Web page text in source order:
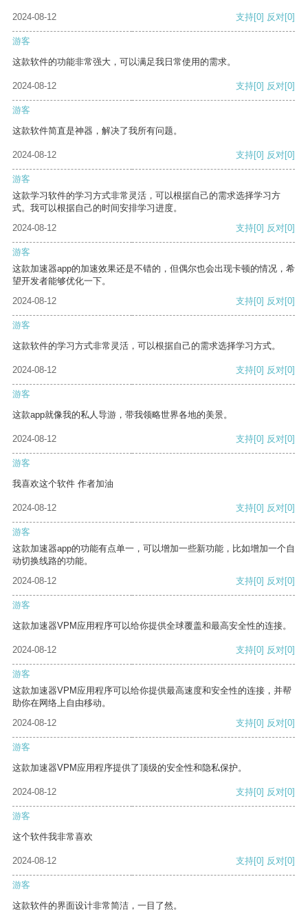
2024-08-12 支持[0] 反对[0]
游客
这款软件的功能非常强大，可以满足我日常使用的需求。
2024-08-12 支持[0] 反对[0]
游客
这款软件简直是神器，解决了我所有问题。
2024-08-12 支持[0] 反对[0]
游客
这款学习软件的学习方式非常灵活，可以根据自己的需求选择学习方
式。我可以根据自己的时间安排学习进度。
2024-08-12
支持[0] 反对[0]
游客
这款加速器app的加速效果还是不错的，但偶尔也会出现卡顿的情况，希
望开发者能够优化一下。
2024-08-12
支持[0] 反对[0]
游客
这款软件的学习方式非常灵活，可以根据自己的需求选择学习方式。
2024-08-12 支持[0] 反对[0]
游客
这款app就像我的私人导游，带我领略世界各地的美景。
2024-08-12 支持[0] 反对[0]
游客
我喜欢这个软件 作者加油
2024-08-12 支持[0] 反对[0]
游客
这款加速器app的功能有点单一，可以增加一些新功能，比如增加一个自
动切换线路的功能。
2024-08-12
支持[0] 反对[0]
游客
这款加速器VPM应用程序可以给你提供全球覆盖和最高安全性的连接。
2024-08-12 支持[0] 反对[0]
游客
这款加速器VPM应用程序可以给你提供最高速度和安全性的连接，并帮
助你在网络上自由移动。
2024-08-12
支持[0] 反对[0]
游客
这款加速器VPM应用程序提供了顶级的安全性和隐私保护。
2024-08-12 支持[0] 反对[0]
游客
这个软件我非常喜欢
2024-08-12 支持[0] 反对[0]
游客
这款软件的界面设计非常简洁，一目了然。